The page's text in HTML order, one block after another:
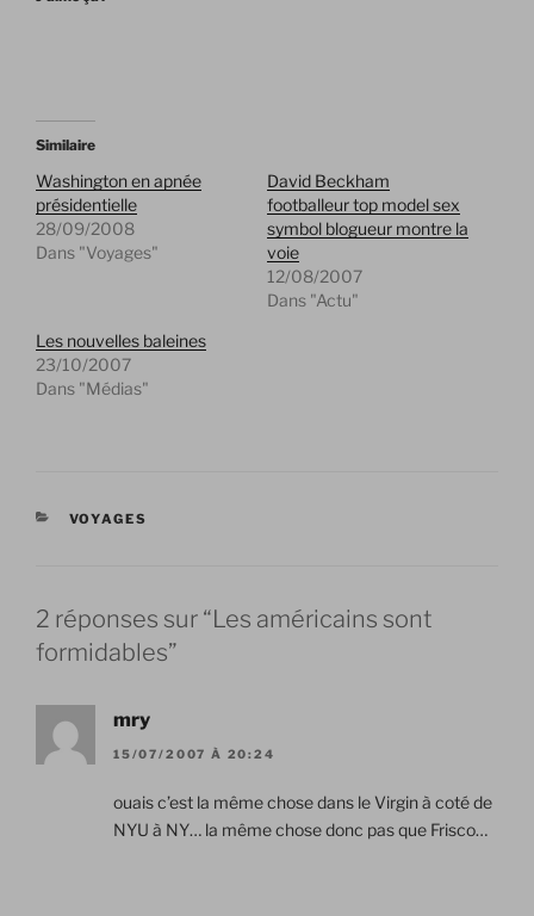
Similaire
Washington en apnée
présidentielle
28/09/2008
Dans "Voyages"
David Beckham
footballeur top model sex
symbol blogueur montre la
voie
12/08/2007
Dans "Actu"
Les nouvelles baleines
23/10/2007
Dans "Médias"
CATÉGORIES
VOYAGES
2 réponses sur “Les américains sont
formidables”
mry
15/07/2007 À 20:24
ouais c’est la même chose dans le Virgin à coté de
NYU à NY… la même chose donc pas que Frisco…